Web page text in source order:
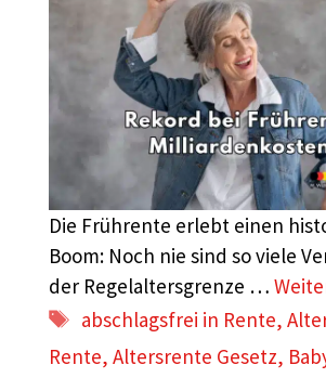
Die Frührente erlebt einen
Boom: Noch nie sind so viele
der Regelaltersgrenze …
Schlagwörter
abschlagsfrei in Rente,
Rente, Altersrente Gesetz,